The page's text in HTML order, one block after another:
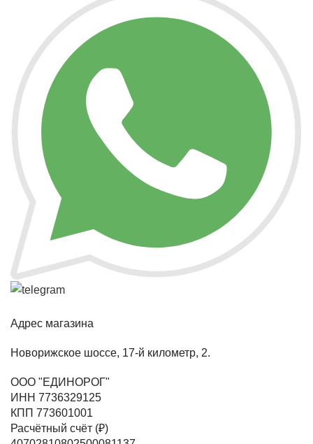
Адрес магазина
Новорижское шоссе, 17-й километр, 2.
ООО "ЕДИНОРОГ"
ИНН 7736329125
КПП 773601001
Расчётный счёт (₽)